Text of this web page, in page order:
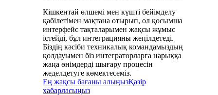
Кішкентай өлшемі мен күшті бейімделу
қабілетімен мақтана отырып, ол қосымша
интерфейс тақталарымен жақсы жұмыс
істейді, бұл интеграцияны жеңілдетеді.
Біздің кәсіби техникалық командамыздың
қолдауымен біз интеграторларға нарыққа
жаңа өнімдерді шығару процесін
жеделдетуге көмектесеміз.
Ең жақсы бағаны алыңызҚазір
хабарласыңыз